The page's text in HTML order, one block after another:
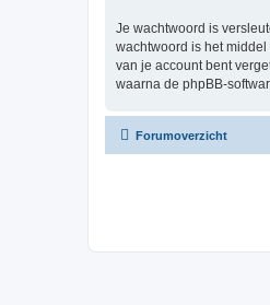
Je wachtwoord is
wachtwoord is het
van je account bent
waarna de phpBB-
Forumoverzicht